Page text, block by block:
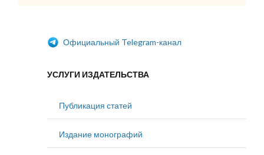
Официальный Telegram-канал
УСЛУГИ ИЗДАТЕЛЬСТВА
Публикация статей
Издание монографий